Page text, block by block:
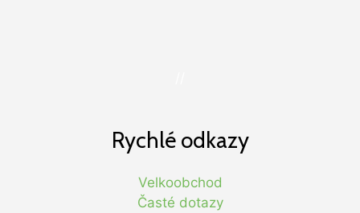
Rychlé odkazy
Velkoobchod
Časté dotazy